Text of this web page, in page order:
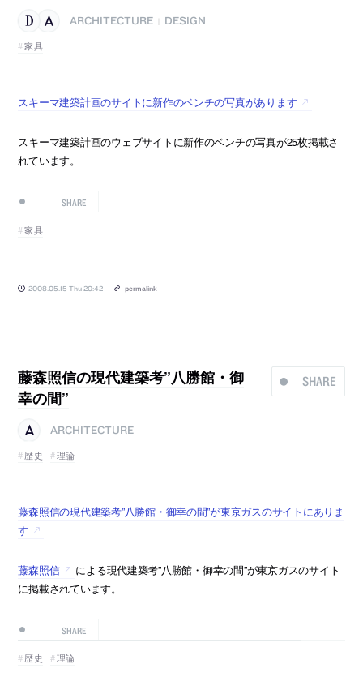
ARCHITECTURE
DESIGN
家具
スキーマ建築計画のサイトに新作のベンチの写真があります
スキーマ建築計画のウェブサイトに新作のベンチの写真が25枚掲載さ
れています。
SHARE
家具
2008.05.15 Thu 20:42 permalink
SHARE
藤森照信の現代建築考”八勝館・御
幸の間”
ARCHITECTURE
歴史
理論
藤森照信の現代建築考”八勝館・御幸の間”が東京ガスのサイトにありま
す
藤森照信
による現代建築考”八勝館・御幸の間”が東京ガスのサイト
に掲載されています。
SHARE
歴史 理論